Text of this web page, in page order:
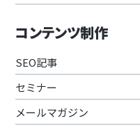
コンテンツ制作
SEO記事
セミナー
メールマガジン